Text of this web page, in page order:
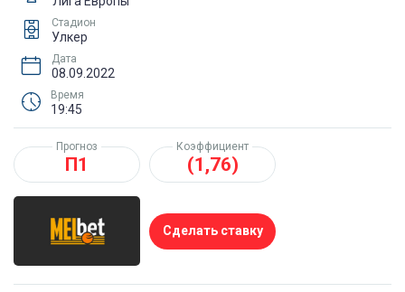
Стадион
Улкер
Дата
08.09.2022
Время
19:45
Прогноз
П1
Коэффициент
(1,76)
Сделать ставку